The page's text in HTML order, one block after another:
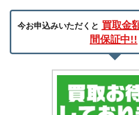
今お申込みいただくと 買取金
間保証中!!